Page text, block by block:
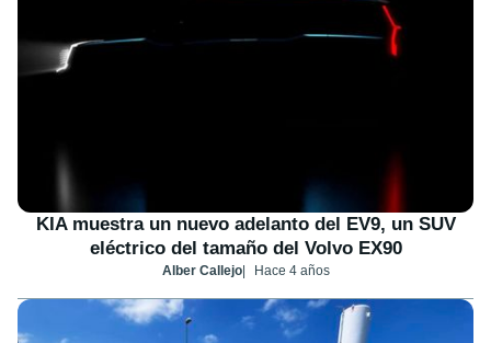
KIA muestra un nuevo adelanto del EV9, un SUV
eléctrico del tamaño del Volvo EX90
Alber Callejo Hace 4 años